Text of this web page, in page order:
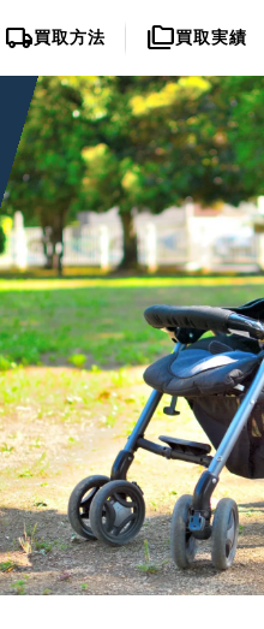
local_shipping買取方法 folder_copy買取実績